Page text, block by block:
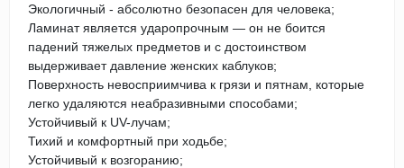
Экологичный - абсолютно безопасен для человека;
Ламинат является ударопрочным — он не боится
падений тяжелых предметов и с достоинством
выдерживает давление женских каблуков;
Поверхность невосприимчива к грязи и пятнам, которые
легко удаляются неабразивными способами;
Устойчивый к UV-лучам;
Тихий и комфортный при ходьбе;
Устойчивый к возгоранию;